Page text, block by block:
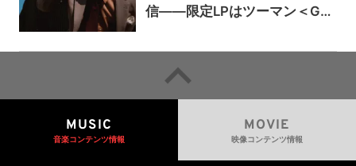
信——限定LPはツーマン＜Gai
MUSIC
音楽コンテンツ情報
MOVIE
映像コンテンツ情報